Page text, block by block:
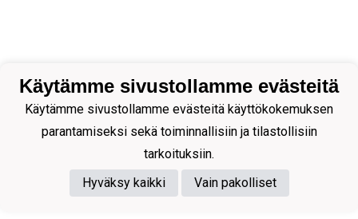
Käytämme sivustollamme evästeitä
Käytämme sivustollamme evästeitä käyttökokemuksen
parantamiseksi sekä toiminnallisiin ja tilastollisiin
tarkoituksiin.
Hyväksy kaikki
Vain pakolliset